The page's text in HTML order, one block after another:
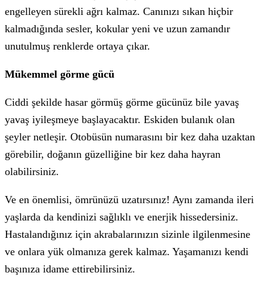
engelleyen sürekli ağrı kalmaz. Canınızı sıkan hiçbir
kalmadığında sesler, kokular yeni ve uzun zamandır
unutulmuş renklerde ortaya çıkar.
Mükemmel görme gücü
Ciddi şekilde hasar görmüş görme gücünüz bile yavaş
yavaş iyileşmeye başlayacaktır. Eskiden bulanık olan
şeyler netleşir. Otobüsün numarasını bir kez daha uzaktan
görebilir, doğanın güzelliğine bir kez daha hayran
olabilirsiniz.
Ve en önemlisi, ömrünüzü uzatırsınız! Aynı zamanda ileri
yaşlarda da kendinizi sağlıklı ve enerjik hissedersiniz.
Hastalandığınız için akrabalarınızın sizinle ilgilenmesine
ve onlara yük olmanıza gerek kalmaz. Yaşamanızı kendi
başınıza idame ettirebilirsiniz.